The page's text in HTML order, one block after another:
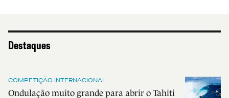
Destaques
COMPETIÇÃO INTERNACIONAL
Ondulação muito grande para abrir o Tahiti